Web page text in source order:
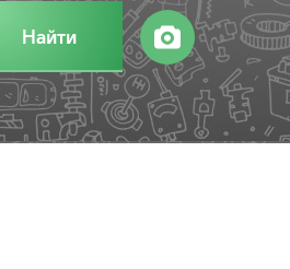
Найти
Купить